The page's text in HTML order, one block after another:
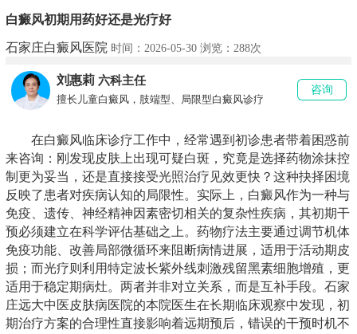
白癜风初期用药好还是光疗好
石家庄白癜风医院 时间：2026-05-30 浏览： 288次
刘惠莉 六科主任
擅长儿童白癜风，肢端型、局限型白癜风诊疗
咨询
在白癜风临床诊疗工作中，经常遇到初诊患者带着困惑前
来咨询：刚发现皮肤上出现可疑白斑，究竟是选择药物涂抹控
制更为妥当，还是直接接受光照治疗见效更快？这种抉择困境
反映了患者对疾病认知的局限性。实际上，白癜风作为一种与
免疫、遗传、神经精神因素密切相关的复杂性疾病，其初期干
预必须建立在科学评估基础之上。药物疗法主要通过调节机体
免疫功能、改善局部微循环来阻断病情进展，适用于活动期皮
损；而光疗则利用特定波长紫外线刺激残留黑素细胞增殖，更
适用于稳定期病灶。两者并非对立关系，而是互补手段。石家
庄远大中医皮肤病医院的本院医生在长期临床观察中发现，初
期治疗方案的合理性直接影响着远期预后，错误的干预时机不